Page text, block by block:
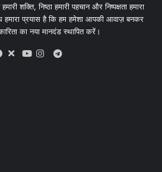
शक्ति, निष्ठा हमारी पहचान और निष्पक्षता हमारा
प्रयास है कि हम हमेशा आपकी आवाज़ बनकर
का नया मानदंड स्थापित करें।
X
Telegram